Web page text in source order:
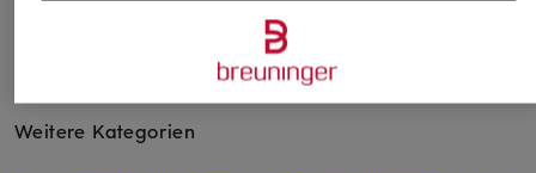
Weitere Kategorien